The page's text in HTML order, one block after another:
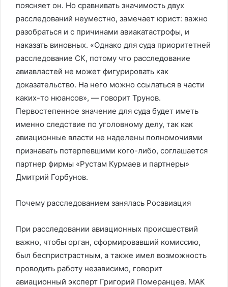
поясняет он. Но сравнивать значимость двух
расследований неуместно, замечает юрист: важно
разобраться и с причинами авиакатастрофы, и
наказать виновных. «Однако для суда приоритетней
расследование СК, потому что расследование
авиавластей не может фигурировать как
доказательство. На него можно ссылаться в части
каких-то нюансов», — говорит Трунов.
Первостепенное значение для суда будет иметь
именно следствие по уголовному делу, так как
авиационные власти не наделены полномочиями
признавать потерпевшими кого-либо, соглашается
партнер фирмы «Рустам Курмаев и партнеры»
Дмитрий Горбунов.
Почему расследованием занялась Росавиация
При расследовании авиационных происшествий
важно, чтобы орган, сформировавший комиссию,
был беспристрастным, а также имел возможность
проводить работу независимо, говорит
авиационный эксперт Григорий Померанцев. МАК